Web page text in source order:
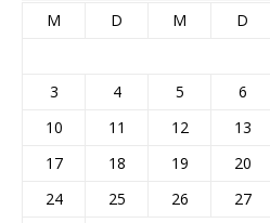
M D M D
3
4 5 6
10
11 12 13
17
18 19 20
24
25 26 27